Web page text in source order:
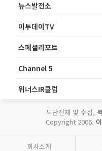
뉴스발전소
이투데이TV
스페셜리포트
Channel 5
위너스IR클럽
무단전재 및 수집,
Copyright 2006.
회사소개